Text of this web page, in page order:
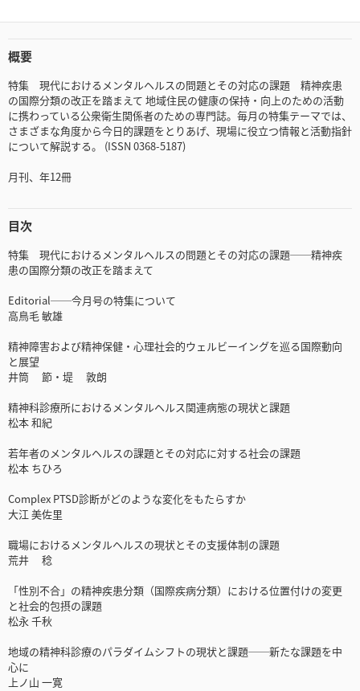
概要
特集 現代におけるメンタルヘルスの問題とその対応の課題 精神疾患
の国際分類の改正を踏まえて 地域住民の健康の保持・向上のための活動
に携わっている公衆衛生関係者のための専門誌。毎月の特集テーマでは、
さまざまな角度から今日的課題をとりあげ、現場に役立つ情報と活動指針
について解説する。 (ISSN 0368-5187)
月刊、年12冊
目次
特集 現代におけるメンタルヘルスの問題とその対応の課題──精神疾
患の国際分類の改正を踏まえて
Editorial──今月号の特集について
高鳥毛 敏雄
精神障害および精神保健・心理社会的ウェルビーイングを巡る国際動向
と展望
井筒 節・堤 敦朗
精神科診療所におけるメンタルヘルス関連病態の現状と課題
松本 和紀
若年者のメンタルヘルスの課題とその対応に対する社会の課題
松本 ちひろ
Complex PTSD診断がどのような変化をもたらすか
大江 美佐里
職場におけるメンタルヘルスの現状とその支援体制の課題
荒井 稔
「性別不合」の精神疾患分類（国際疾病分類）における位置付けの変更
と社会的包摂の課題
松永 千秋
地域の精神科診療のパラダイムシフトの現状と課題──新たな課題を中
心に
上ノ山 一寛